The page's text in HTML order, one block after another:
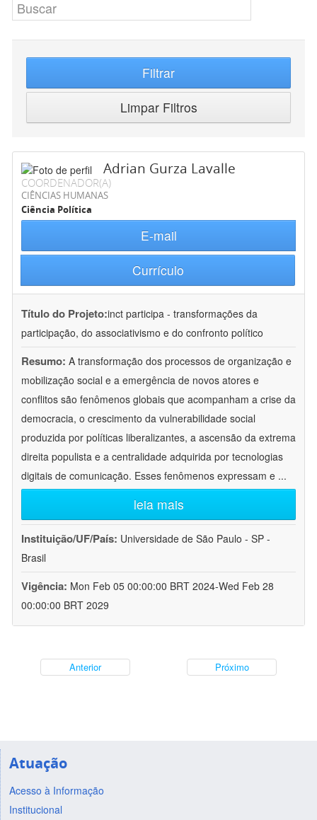
Filtrar
Limpar Filtros
Adrian Gurza Lavalle
COORDENADOR(A)
CIÊNCIAS HUMANAS
Ciência Política
E-mail
Currículo
Título do Projeto:inct participa - transformações da
participação, do associativismo e do confronto político
Resumo: A transformação dos processos de organização e
mobilização social e a emergência de novos atores e
conflitos são fenômenos globais que acompanham a crise da
democracia, o crescimento da vulnerabilidade social
produzida por políticas liberalizantes, a ascensão da extrema
direita populista e a centralidade adquirida por tecnologias
digitais de comunicação. Esses fenômenos expressam e ...
leia mais
Instituição/UF/País: Universidade de São Paulo - SP -
Brasil
Vigência: Mon Feb 05 00:00:00 BRT 2024-Wed Feb 28
00:00:00 BRT 2029
Anterior Próximo
Atuação
Acesso à Informação
Institucional